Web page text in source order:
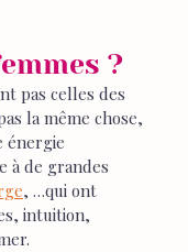
?
pas celles des
la même chose,
énergie
à de grandes
, …qui ont
intuition,